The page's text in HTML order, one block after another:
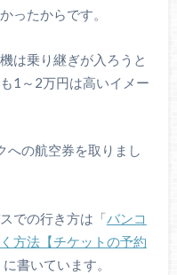
ったからです。
は乗り継ぎが入ろうと
1～2万円は高いイメー
への航空券を取りまし
での行き方は「バンコ
方法【チケットの予約
に書いています。